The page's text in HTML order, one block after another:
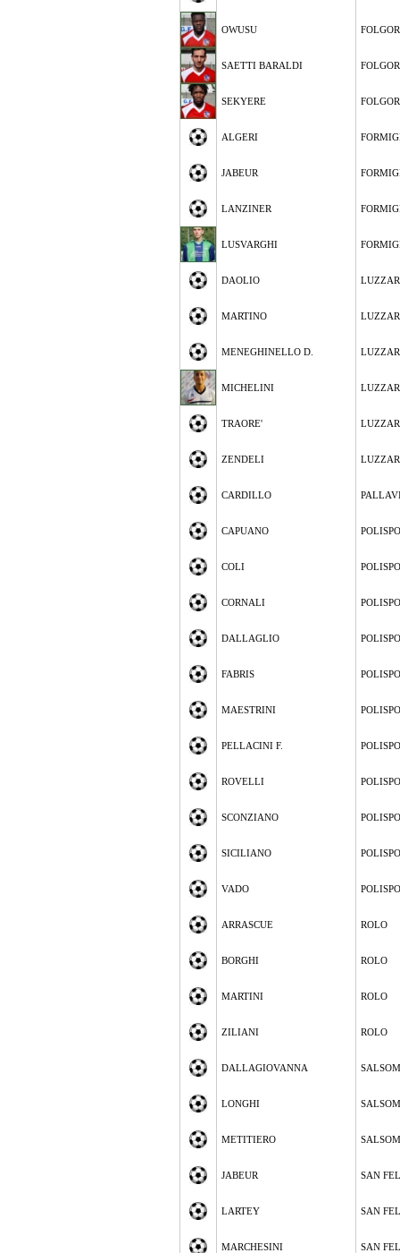
OWUSU
SAETTI BARALDI
SEKYERE
ALGERI
JABEUR
LANZINER
LUSVARGHI
DAOLIO
MARTINO
MENEGHINELLO D.
MICHELINI
TRAORE'
ZENDELI
CARDILLO
CAPUANO
COLI
CORNALI
DALLAGLIO
FABRIS
MAESTRINI
PELLACINI F.
ROVELLI
SCONZIANO
SICILIANO
VADO
ARRASCUE ROLO
BORGHI ROLO
MARTINI ROLO
ZILIANI ROLO
DALLAGIOVANNA
LONGHI
METITIERO
JABEUR SAN
LARTEY SAN
MARCHESINI SAN